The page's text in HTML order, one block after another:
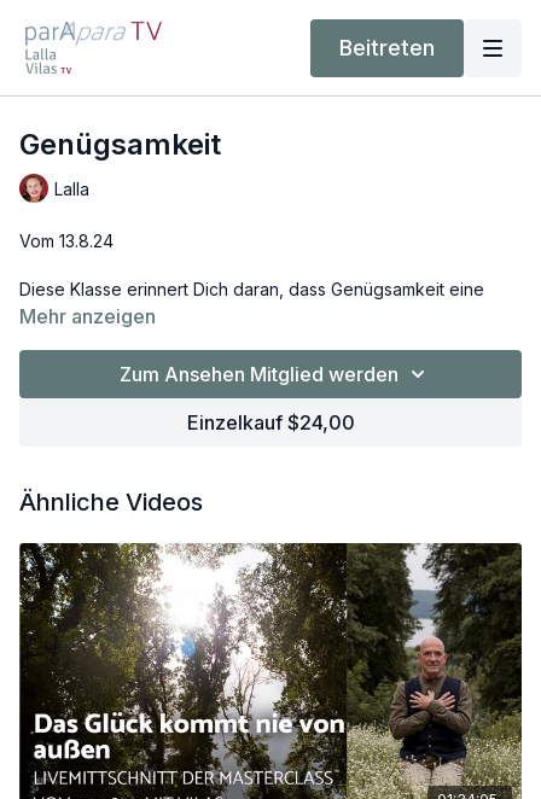
Beitreten
Genügsamkeit
Lalla
Vom 13.8.24
Diese Klasse erinnert Dich daran, dass Genügsamkeit eine
Einstellung ist, die Dir Ruhe, Gelassenheit und Demut für den
die sich anbietet an heißen Tagen.
Mehr anzeigen
Zum Ansehen Mitglied werden
Einzelkauf $24,00
Ähnliche Videos